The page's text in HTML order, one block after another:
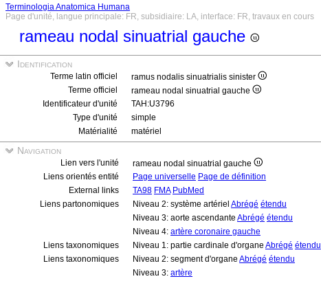
Terminologia Anatomica Humana
Page d'unité, langue principale: FR, subsidiaire: LA, interface: FR, travaux en cours
rameau nodal sinuatrial gauche
Identification
Terme latin officiel
ramus nodalis sinuatrialis sinister
Terme officiel
rameau nodal sinuatrial gauche
Identificateur d'unité
TAH:U3796
Type d'unité
simple
Matérialité
matériel
Navigation
Lien vers l'unité
rameau nodal sinuatrial gauche
Liens orientés entité
Page universelle Page de définition
External links
TA98 FMA PubMed
Liens partonomiques
Niveau 2: système artériel Abrégé étendu
Niveau 3: aorte ascendante Abrégé étendu
Niveau 4: artère coronaire gauche
Liens taxonomiques
Niveau 1: partie cardinale d'organe Abrégé étendu
Liens taxonomiques
Niveau 2: segment d'organe Abrégé étendu
Niveau 3: artère